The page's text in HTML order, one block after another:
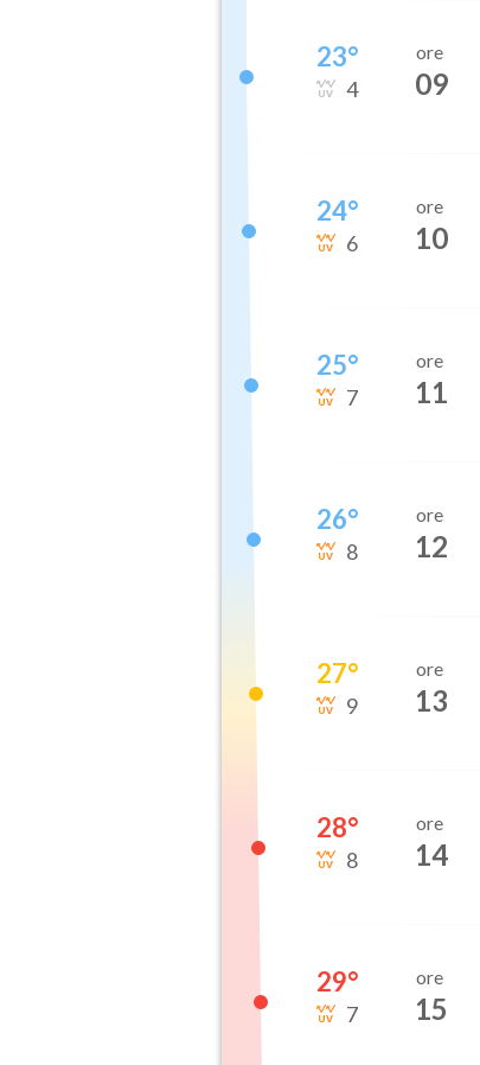
23°
4
ore
09
24°
6
ore
10
25°
7
ore
11
26°
8
ore
12
27°
9
ore
13
28°
8
ore
14
29°
7
ore
15